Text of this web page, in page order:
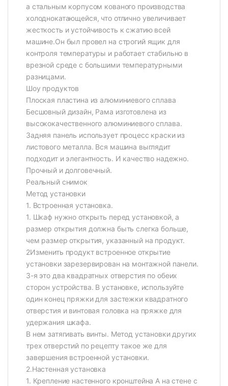
а стальным корпусом кованого производства
холоднокатающейся, что отлично увеличивает
жесткость и устойчивость к сжатию всей
машине.Он был провел на строгий ящик для
контроля температуры и работает стабильно в
врезной среде с большими температурными
разницами.
Шоу продуктов
Плоская пластина из алюминиевого сплава
Бесшовный дизайн, Рама изготовлена из
высококачественного алюминиевого сплава.
Задняя панель использует процесс краски из
листового металла. Вся машина выглядит
подходит и элегантность. И качество надежно.
Прочный и долговечный.
Реальный снимок
Метод установки
1. Встроенная установка.
1. Шкаф нужно открыть перед установкой, а
размер открытия должна быть слегка больше,
чем размер открытия, указанный на продукт.
2Изменить продукт встроенное открытие
установки зарезервирован на монтажной панели.
3-я это два квадратных отверстия по обеих
сторон устройства. В установке, используйте
один конец пряжки для застежки квадратного
отверстия и винтовая головка на пряжке для
удержания шкафа.
В нем затягивать винты. Метод установки других
трех отверстий по рецепту такое же для
завершения встроенной установки.
2.Настенная установка
1. Крепление настенного кронштейна А на стене с